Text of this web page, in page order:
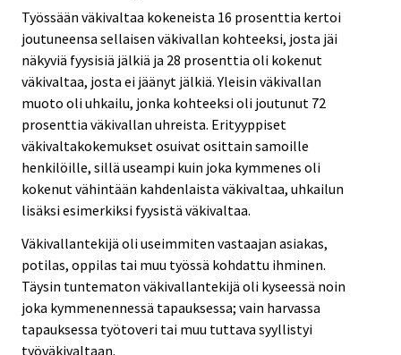
Työssään väkivaltaa kokeneista 16 prosenttia kertoi
joutuneensa sellaisen väkivallan kohteeksi, josta jäi
näkyviä fyysisiä jälkiä ja 28 prosenttia oli kokenut
väkivaltaa, josta ei jäänyt jälkiä. Yleisin väkivallan
muoto oli uhkailu, jonka kohteeksi oli joutunut 72
prosenttia väkivallan uhreista. Erityyppiset
väkivaltakokemukset osuivat osittain samoille
henkilöille, sillä useampi kuin joka kymmenes oli
kokenut vähintään kahdenlaista väkivaltaa, uhkailun
lisäksi esimerkiksi fyysistä väkivaltaa.
Väkivallantekijä oli useimmiten vastaajan asiakas,
potilas, oppilas tai muu työssä kohdattu ihminen.
Täysin tuntematon väkivallantekijä oli kyseessä noin
joka kymmenennessä tapauksessa; vain harvassa
tapauksessa työtoveri tai muu tuttava syyllistyi
työväkivaltaan.